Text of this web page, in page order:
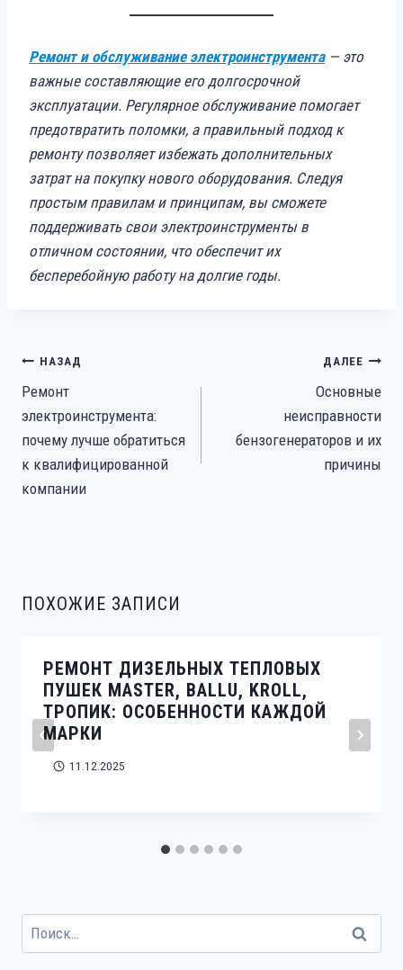
Ремонт и обслуживание электроинструмента— это
важные составляющие его долгосрочной
эксплуатации. Регулярное обслуживание помогает
предотвратить поломки, а правильный подход к
ремонту позволяет избежать дополнительных
затрат на покупку нового оборудования. Следуя
простым правилам и принципам, вы сможете
поддерживать свои электроинструменты в
отличном состоянии, что обеспечит их
бесперебойную работу на долгие годы.
НАВИГАЦИЯ
ЗАПИСЯМ
НАЗАД
Ремонт
электроинструмента:
почему лучше обратиться
к квалифицированной
компании
ДАЛЕЕ
Основные
неисправности
бензогенераторов и их
причины
ПОХОЖИЕ ЗАПИСИ
РЕМОНТ ДИЗЕЛЬНЫХ ТЕПЛОВЫХ
ПУШЕК MASTER, BALLU, KROLL,
ТРОПИК: ОСОБЕННОСТИ КАЖДОЙ
МАРКИ
11.12.2025
Найти: